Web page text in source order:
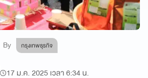
By กรุงเทพธุรกิจ
17 ม.ค. 2025 เวลา 6:34 น.